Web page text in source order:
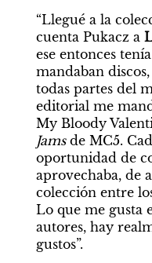
“Llegué a la
cuenta Pukacz a
ese entonces
mandaban
todas partes del
editorial me
My Bloody
Jams de MC5.
oportunidad de
aprovechaba, de
colección entre
Lo que me gusta
autores, hay
gustos”.